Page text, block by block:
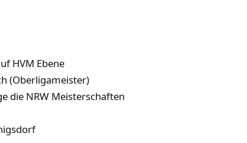
HVM Ebene
(Oberligameister)
die NRW Meisterschaften